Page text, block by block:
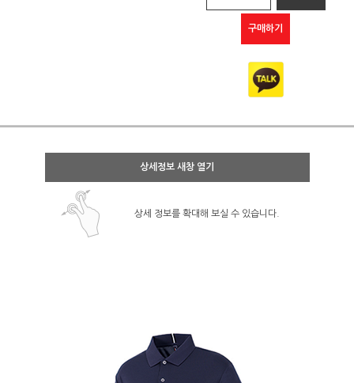
구매하기
상세정보 새창 열기
상세 정보를 확대해 보실 수 있습니다.